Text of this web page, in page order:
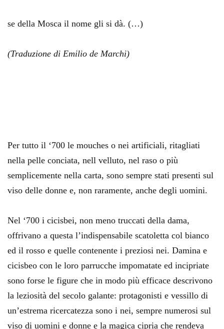
se della Mosca il nome gli si dà. (…)
(Traduzione di Emilio de Marchi)
Per tutto il ‘700 le mouches o nei artificiali, ritagliati
nella pelle conciata, nell velluto, nel raso o più
semplicemente nella carta, sono sempre stati presenti sul
viso delle donne e, non raramente, anche degli uomini.
Nel ‘700 i cicisbei, non meno truccati della dama,
offrivano a questa l’indispensabile scatoletta col bianco
ed il rosso e quelle contenente i preziosi nei. Damina e
cicisbeo con le loro parrucche impomatate ed incipriate
sono forse le figure che in modo più efficace descrivono
la leziosità del secolo galante: protagonisti e vessillo di
un’estrema ricercatezza sono i nei, sempre numerosi sul
viso di uomini e donne e la magica cipria che rendeva